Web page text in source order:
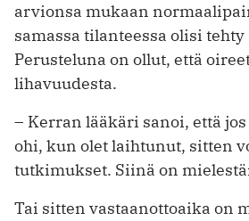
arvionsa mukaan
samassa tilanteessa olisi
Perusteluna on ollut, että
lihavuudesta.
– Kerran lääkäri sanoi, että
ohi, kun olet laihtunut, sitten
tutkimukset. Siinä on
Tai sitten vastaanottoaika on